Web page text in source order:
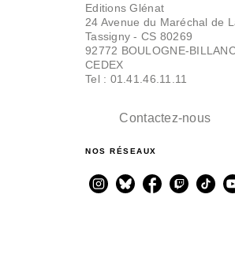
Editions Glénat
24 Avenue du Maréchal de
Tassigny - CS 80269
92772 BOULOGNE-
CEDEX
Tel : 01.41.46.11.11
Contactez-nous
NOS RÉSEAUX